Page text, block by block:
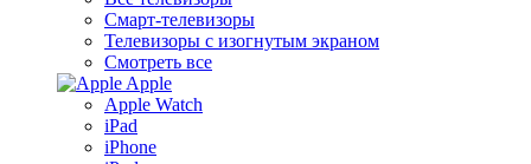
Смарт-телевизоры
Телевизоры с изогнутым экраном
Смотреть все
Apple
Apple Watch
iPad
iPhone